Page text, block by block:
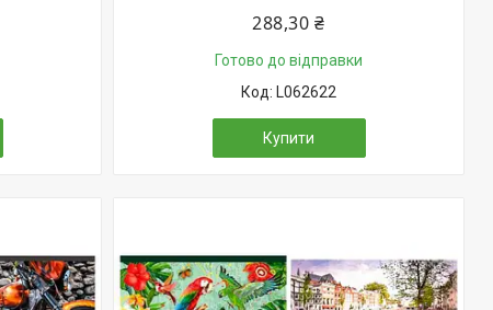
288,30 ₴
Готово до відправки
L062622
Купити